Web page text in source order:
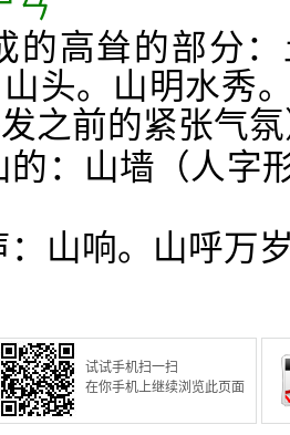
高耸的部分
头。山明水秀
之前的紧张气
：山墙（人字
山响。山呼万
试试手机扫一扫
在你手机上继续浏览此页面